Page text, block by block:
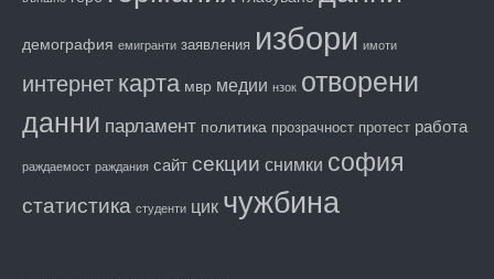
демография емигранти заявления избори имоти
интернет карта мвр медии нзок отворени
данни парламент политика прозрачност протест работа
раждаемост раждания сайт секции снимки софия
статистика студенти цик чужбина